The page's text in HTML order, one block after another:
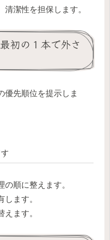
潔性を担保します。
初の１本で外さ
優先順位を提示しま
順に整えます。
ます。
ます。